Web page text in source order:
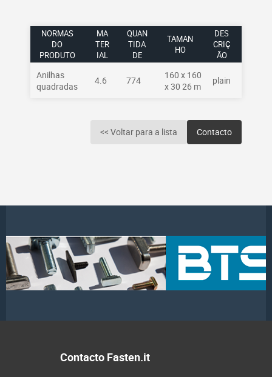
NORMAS
DO
PRODUTO
MA
TER
IAL
QUAN
TIDA
DE
TAMAN
HO
DES
CRIÇ
ÃO
Anilhas
quadradas
4.6 774
160 x 160
x 30 26 m
plain
<< Voltar para a lista Contacto
Contacto Fasten.it